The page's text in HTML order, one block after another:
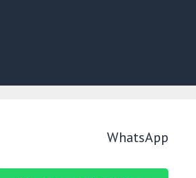
WhatsApp